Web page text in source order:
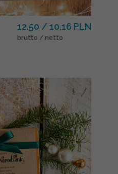
12.50 / 10.16 PLN
brutto / netto